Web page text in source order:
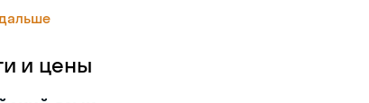
и цены